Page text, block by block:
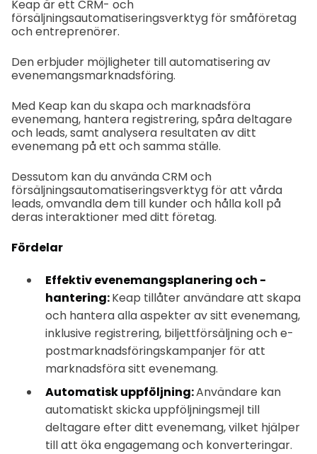
Keap är ett CRM- och
försäljningsautomatiseringsverktyg för småföretag
och entreprenörer.
Den erbjuder möjligheter till automatisering av
evenemangsmarknadsföring.
Med Keap kan du skapa och marknadsföra
evenemang, hantera registrering, spåra deltagare
och leads, samt analysera resultaten av ditt
evenemang på ett och samma ställe.
Dessutom kan du använda CRM och
försäljningsautomatiseringsverktyg för att vårda
leads, omvandla dem till kunder och hålla koll på
deras interaktioner med ditt företag.
Fördelar
Effektiv evenemangsplanering och -
hantering:Keap tillåter användare att skapa
och hantera alla aspekter av sitt evenemang,
inklusive registrering, biljettförsäljning och e-
postmarknadsföringskampanjer för att
marknadsföra sitt evenemang.
Automatisk uppföljning:Användare kan
automatiskt skicka uppföljningsmejl till
deltagare efter ditt evenemang, vilket hjälper
till att öka engagemang och konverteringar.